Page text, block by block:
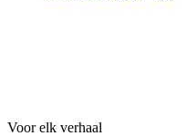
Voor elk verhaal